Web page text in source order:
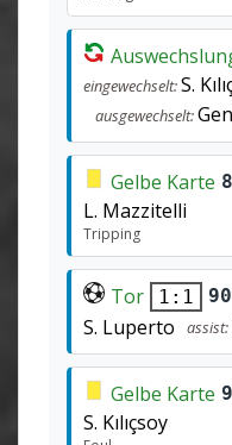
eingewechselt:S.
ausgewechselt:
Gelbe Karte
L. Mazzitelli
Tripping
Tor 1:1
S. Luperto assist:
Gelbe Karte
S. Kılıçsoy